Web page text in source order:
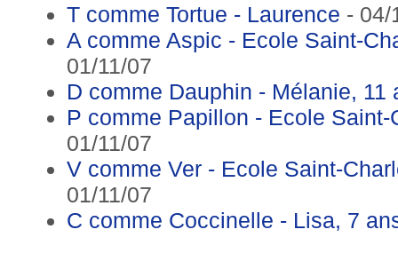
T comme Tortue - Laurence - 04/
A comme Aspic - Ecole Saint-
01/11/07
D comme Dauphin - Mélanie, 11
P comme Papillon - Ecole
01/11/07
V comme Ver - Ecole Saint-
01/11/07
C comme Coccinelle - Lisa, 7